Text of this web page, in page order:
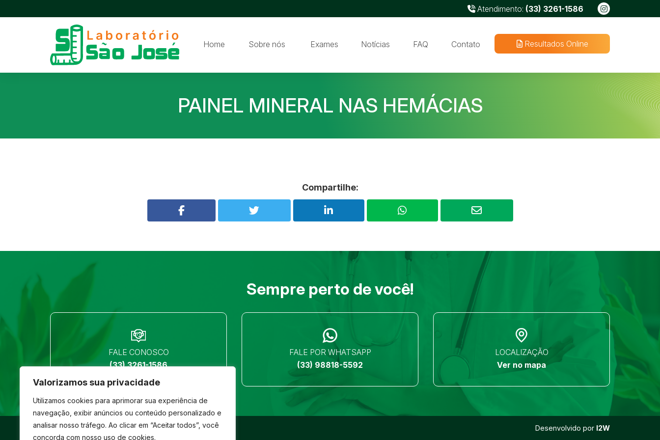
Valorizamos sua privacidade
Utilizamos cookies para aprimorar sua experiência de
navegação, exibir anúncios ou conteúdo personalizado e
analisar nosso tráfego. Ao clicar em “Aceitar todos”, você
concorda com nosso uso de cookies.
Atendimento: (33) 3261-1586
Home Sobre nós Exames Notícias FAQ Contato Resultados Online
PAINEL MINERAL NAS HEMÁCIAS
Compartilhe:
Sempre perto de você!
FALE CONOSCO
(33) 3261-1586
FALE POR WHATSAPP
(33) 98818-5592
LOCALIZAÇÃO
Ver no mapa
© São José- Todos os direitos reservados Desenvolvido por I2W